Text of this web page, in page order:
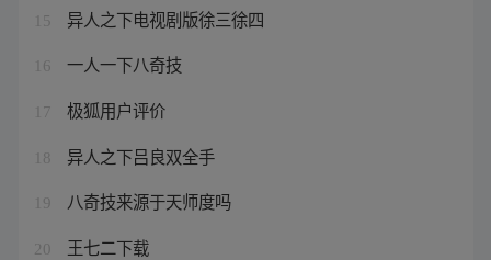
15 异人之下电视剧版徐三徐四
16 一人一下八奇技
17 极狐用户评价
18 异人之下吕良双全手
19 八奇技来源于天师度吗
20 王七二下载